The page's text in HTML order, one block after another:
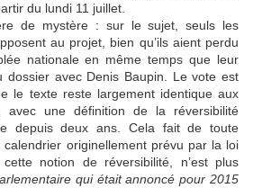
du lundi 11 juillet.
de mystère : sur le sujet, seuls les
au projet, bien qu’ils aient perdu
nationale en même temps que leur
dossier avec Denis Baupin. Le vote est
le texte reste largement identique aux
avec une définition de la réversibilité
depuis deux ans. Cela fait de toute
originellement prévu par la loi
notion de réversibilité, n’est plus
qui était annoncé pour 2015